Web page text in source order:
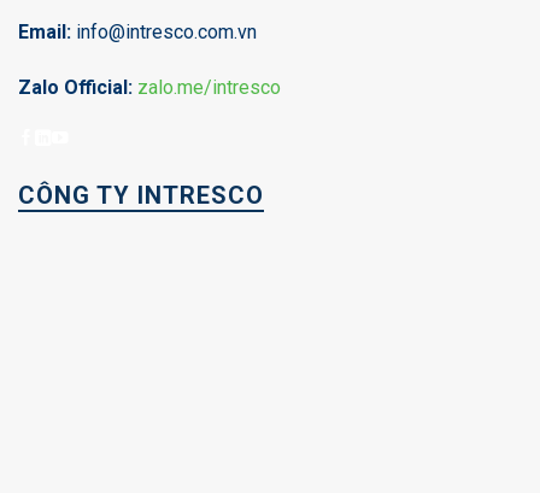
Email: info@intresco.com.vn
Zalo Official: zalo.me/intresco
CÔNG TY INTRESCO